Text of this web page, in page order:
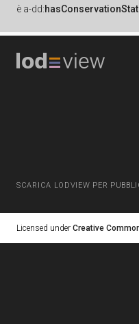
è a-dd:
SCARICA LODVIEW PER
Licensed under Creative